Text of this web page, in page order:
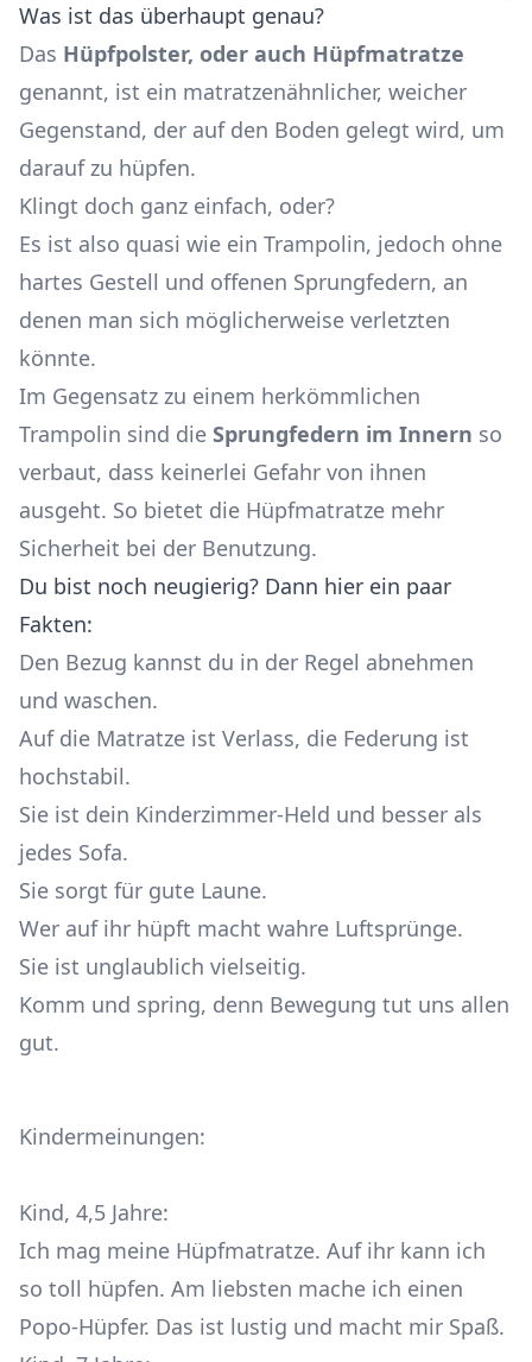
Was ist das überhaupt genau?
Das Hüpfpolster, oder auch Hüpfmatratze
genannt, ist ein matratzenähnlicher, weicher
Gegenstand, der auf den Boden gelegt wird, um
darauf zu hüpfen.
Klingt doch ganz einfach, oder?
Es ist also quasi wie ein Trampolin, jedoch ohne
hartes Gestell und offenen Sprungfedern, an
denen man sich möglicherweise verletzten
könnte.
Im Gegensatz zu einem herkömmlichen
Trampolin sind die Sprungfedern im Innern so
verbaut, dass keinerlei Gefahr von ihnen
ausgeht. So bietet die Hüpfmatratze mehr
Sicherheit bei der Benutzung.
Du bist noch neugierig? Dann hier ein paar
Fakten:
Den Bezug kannst du in der Regel abnehmen
und waschen.
Auf die Matratze ist Verlass, die Federung ist
hochstabil.
Sie ist dein Kinderzimmer-Held und besser als
jedes Sofa.
Sie sorgt für gute Laune.
Wer auf ihr hüpft macht wahre Luftsprünge.
Sie ist unglaublich vielseitig.
Komm und spring, denn Bewegung tut uns allen
gut.
Kindermeinungen:
Kind, 4,5 Jahre:
Ich mag meine Hüpfmatratze. Auf ihr kann ich
so toll hüpfen. Am liebsten mache ich einen
Popo-Hüpfer. Das ist lustig und macht mir Spaß.